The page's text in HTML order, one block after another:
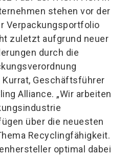
stehen vor der
Verpackungsportfolio
zuletzt aufgrund neuer
durch die
Kurrat, Geschäftsführer
Alliance. „Wir arbeiten
über die neuesten
Recyclingfähigkeit.
optimal dabei